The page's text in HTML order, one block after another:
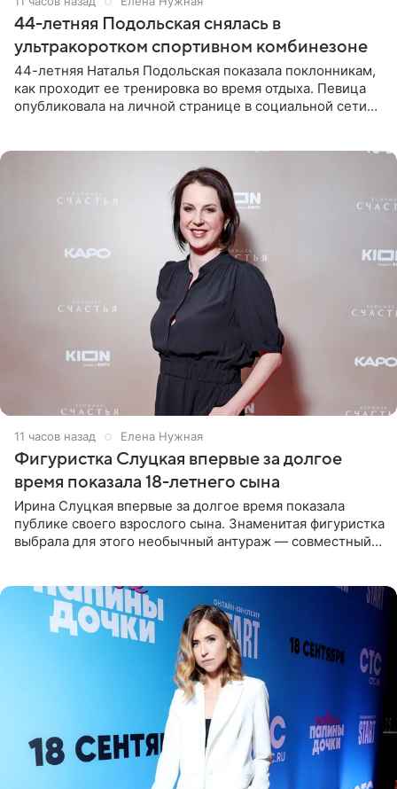
44-летняя Подольская снялась в
ультракоротком спортивном комбинезоне
44-летняя Наталья Подольская показала поклонникам,
как проходит ее тренировка во время отдыха. Певица
опубликовала на личной странице в социальной сети
11 часов назад Елена Нужная
Фигуристка Слуцкая впервые за долгое
время показала 18-летнего сына
Ирина Слуцкая впервые за долгое время показала
публике своего взрослого сына. Знаменитая фигуристка
выбрала для этого необычный антураж — совместный